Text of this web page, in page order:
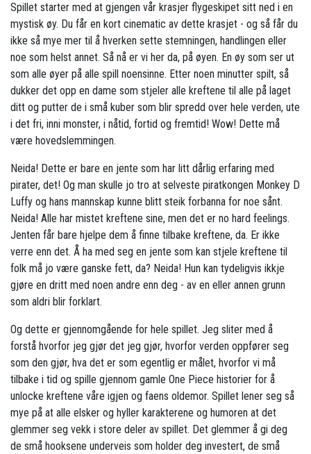
Spillet starter med at gjengen vår krasjer flygeskipet sitt ned i en
mystisk øy. Du får en kort cinematic av dette krasjet - og så får du
ikke så mye mer til å hverken sette stemningen, handlingen eller
noe som helst annet. Så nå er vi her da, på øyen. En øy som ser ut
som alle øyer på alle spill noensinne. Etter noen minutter spilt, så
dukker det opp en dame som stjeler alle kreftene til alle på laget
ditt og putter de i små kuber som blir spredd over hele verden, ute
i det fri, inni monster, i nåtid, fortid og fremtid! Wow! Dette må
være hovedslemmingen.
Neida! Dette er bare en jente som har litt dårlig erfaring med
pirater, det! Og man skulle jo tro at selveste piratkongen Monkey D
Luffy og hans mannskap kunne blitt steik forbanna for noe sånt.
Neida! Alle har mistet kreftene sine, men det er no hard feelings.
Jenten får bare hjelpe dem å finne tilbake kreftene, da. Er ikke
verre enn det. Å ha med seg en jente som kan stjele kreftene til
folk må jo være ganske fett, da? Neida! Hun kan tydeligvis ikkje
gjøre en dritt med noen andre enn deg - av en eller annen grunn
som aldri blir forklart.
Og dette er gjennomgående for hele spillet. Jeg sliter med å
forstå hvorfor jeg gjør det jeg gjør, hvorfor verden oppfører seg
som den gjør, hva det er som egentlig er målet, hvorfor vi må
tilbake i tid og spille gjennom gamle One Piece historier for å
unlocke kreftene våre igjen og faens oldemor. Spillet lener seg så
mye på at alle elsker og hyller karakterene og humoren at det
glemmer seg vekk i store deler av spillet. Det glemmer å gi deg
de små hooksene underveis som holder deg investert, de små